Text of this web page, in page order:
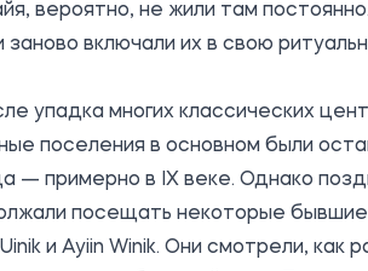
вероятно, не жили там
включали их в свою
упадка многих классических
поселения в основном были
— примерно в IX веке. Однако
посещать некоторые
и Ayiin Winik. Они смотрели, как